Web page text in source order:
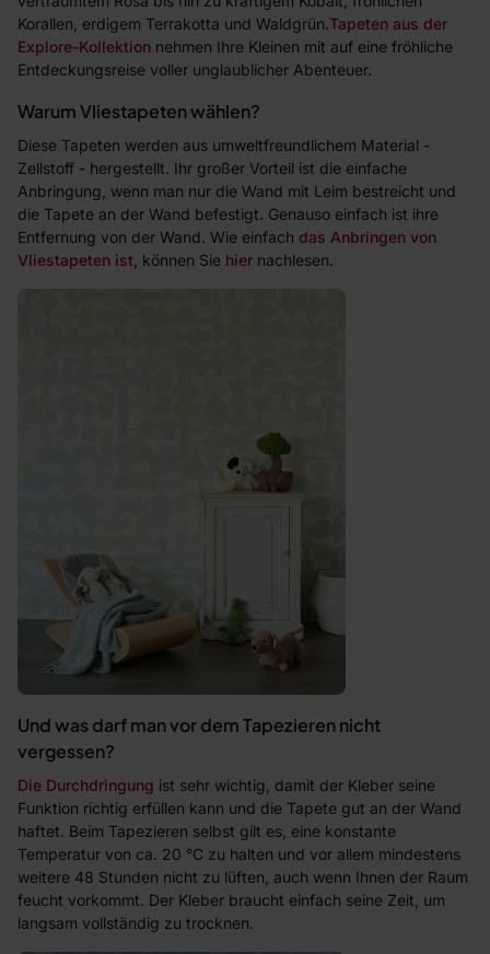
Korallen, erdigem Terrakotta und Waldgrün.Tapeten aus der
Explore-Kollektion nehmen Ihre Kleinen mit auf eine fröhliche
Entdeckungsreise voller unglaublicher Abenteuer.
Warum Vliestapeten wählen?
Diese Tapeten werden aus umweltfreundlichem Material -
Zellstoff - hergestellt. Ihr großer Vorteil ist die einfache
Anbringung, wenn man nur die Wand mit Leim bestreicht und
die Tapete an der Wand befestigt. Genauso einfach ist ihre
Entfernung von der Wand. Wie einfach das Anbringen von
Vliestapeten ist, können Sie hier nachlesen.
Und was darf man vor dem Tapezieren nicht
vergessen?
Die Durchdringung ist sehr wichtig, damit der Kleber seine
Funktion richtig erfüllen kann und die Tapete gut an der Wand
haftet. Beim Tapezieren selbst gilt es, eine konstante
Temperatur von ca. 20 °C zu halten und vor allem mindestens
weitere 48 Stunden nicht zu lüften, auch wenn Ihnen der Raum
feucht vorkommt. Der Kleber braucht einfach seine Zeit, um
langsam vollständig zu trocknen.